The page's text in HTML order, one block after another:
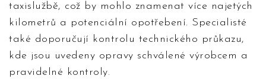
taxislužbě, což by mohlo znamenat více najetých
kilometrů a potenciální opotřebení. Specialisté
také doporučují kontrolu technického průkazu,
kde jsou uvedeny opravy schválené výrobcem a
pravidelné kontroly.